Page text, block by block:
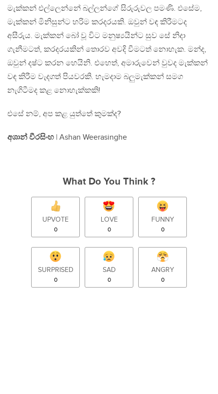
මැක්කන් එල්ලෙන්නේ බල්ලන්ගේ සිරුරුවල පමණි. එසේම,
මැක්කන් මිනිසුන්ට හරිම කරදරයකි. ඔවුන් වඳ කිරීමටද
අසීරුය. මැක්කන් බෝ වූ විට මනුෂ්‍යයින්ට සුව සේ නිදා
ගැනීමටත්, කරදරයකින් තොරව අවදි වීමටත් නොහැක. මන්ද,
ඔවුන් දෂ්ට කරන හෙයිනි. එහෙත්, අමාරුවෙන් වුවද මැක්කන්
වඳ කිරීම වැදගත් පියවරකි. හැමදාම බලුමැක්කන් සමග
නැගිටීමද කළ නොහැක්කකි!
එසේ නම්, අප කළ යුත්තේ කුමක්ද?
අශාන් වීරසිංහ | Ashan Weerasinghe
What Do You Think ?
UPVOTE
0
LOVE
0
FUNNY
0
SURPRISED
0
SAD
0
ANGRY
0